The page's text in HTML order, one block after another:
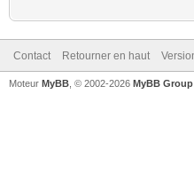
Contact Retourner en haut
Moteur MyBB , © 2002-2026 MyBB Group